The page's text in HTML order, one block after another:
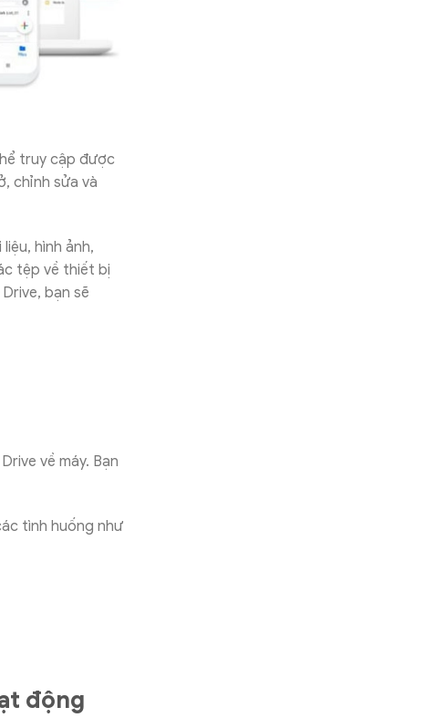
truy cập được
chỉnh sửa và
hình ảnh,
tệp về thiết bị
bạn sẽ
về máy. Bạn
tình huống như
động